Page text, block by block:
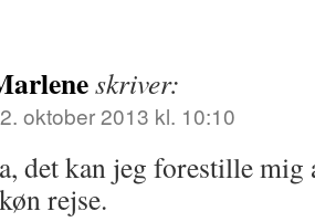
skriver:
oktober 2013 kl. 10:10
det kan jeg forestille
rejse.